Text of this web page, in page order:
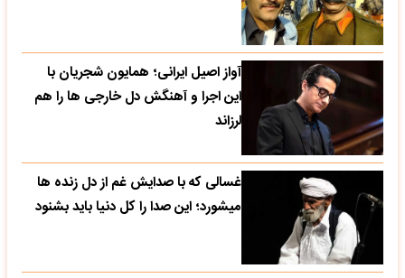
آواز اصیل ایرانی؛ همایون شجریان با
این اجرا و آهنگش دل خارجی ها را هم
لرزاند
غسالی که با صدایش غم از دل زنده ها
میشورد؛ این صدا را کل دنیا باید بشنود